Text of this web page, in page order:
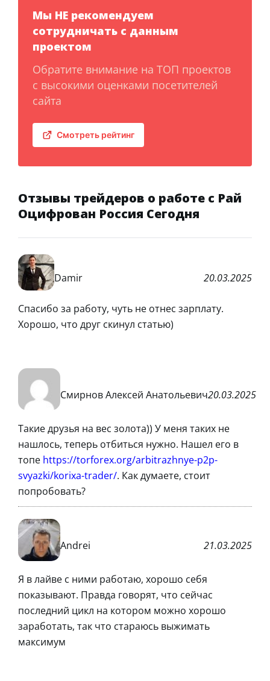
Мы НЕ рекомендуем
сотрудничать с данным
проектом
Обратите внимание на ТОП проектов
с высокими оценками посетителей
сайта
Смотреть рейтинг
Отзывы трейдеров о работе с Рай
Оцифрован Россия Сегодня
Damir 20.03.2025
Спасибо за работу, чуть не отнес зарплату.
Хорошо, что друг скинул статью)
Смирнов Алексей Анатольевич20.03.2025
Такие друзья на вес золота)) У меня таких не
нашлось, теперь отбиться нужно. Нашел его в
топе https://torforex.org/arbitrazhnye-p2p-
svyazki/korixa-trader/. Как думаете, стоит
попробовать?
Andrei 21.03.2025
Я в лайве с ними работаю, хорошо себя
показывают. Правда говорят, что сейчас
последний цикл на котором можно хорошо
заработать, так что стараюсь выжимать
максимум